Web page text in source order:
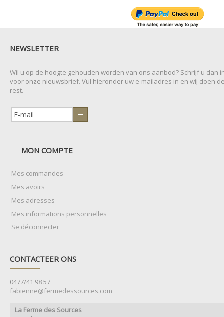
NEWSLETTER
Wil u op de hoogte gehouden worden van ons aanbod? Schrijf u dan
voor onze nieuwsbrief. Vul hieronder uw e-mailadres in en wij doen
rest.
MON COMPTE
Mes commandes
Mes avoirs
Mes adresses
Mes informations personnelles
Se déconnecter
CONTACTEER ONS
0477/41 98 57
fabienne@fermedessources.com
La Ferme des Sources